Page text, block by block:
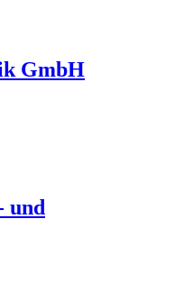
GmbH
und